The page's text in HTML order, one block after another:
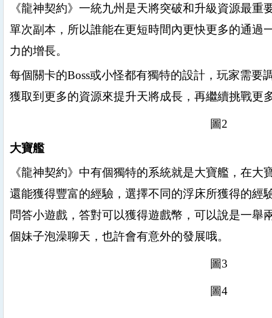
《龍神契約》一統九州是天將突破和升級資源最重
單次副本，所以誰能在更短時間內更快更多的通過
力的增長。
每個關卡的Boss或小怪都有獨特的設計，玩家需要
獲取到更多的資源來提升天將成長，再繼續挑戰更
圖2
大寶艦
《龍神契約》 中有個獨特的系統就是大寶艦，在大
還能獲得豐富的經驗，選擇不同的浮床所獲得的經
問答小遊戲，答對可以獲得遊戲幣，可以說是一舉
個妹子泡澡聊天，也許會有意外的發展哦。
圖3
圖4